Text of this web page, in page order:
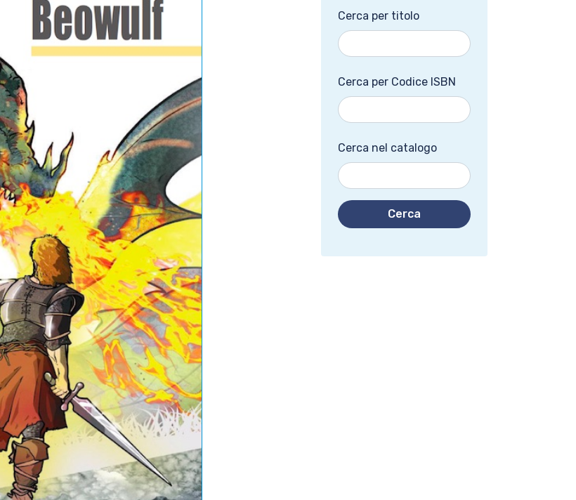
Cerca per titolo
Cerca per Codice ISBN
Cerca nel catalogo
Cerca